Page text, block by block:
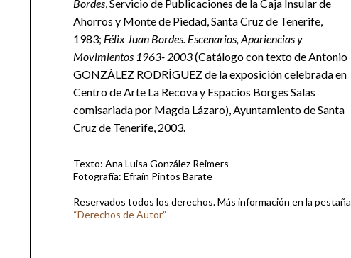
Bordes, Servicio de Publicaciones de la Caja Insular de
Ahorros y Monte de Piedad, Santa Cruz de Tenerife,
1983; Félix Juan Bordes. Escenarios, Apariencias y
Movimientos 1963- 2003(Catálogo con texto de Antonio
GONZÁLEZ RODRÍGUEZ de la exposición celebrada en
Centro de Arte La Recova y Espacios Borges Salas
comisariada por Magda Lázaro), Ayuntamiento de Santa
Cruz de Tenerife, 2003.
Texto: Ana Luisa González Reimers
Fotografía: Efraín Pintos Barate
Reservados todos los derechos. Más información en la pestaña
“Derechos de Autor”